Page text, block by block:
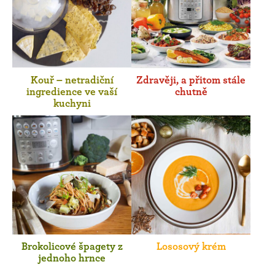
Kouř – netradiční
ingredience ve vaší
kuchyni
Zdravěji, a přitom stále
chutně
Brokolicové špagety z
jednoho hrnce
Lososový krém